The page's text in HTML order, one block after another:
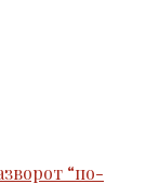
“по-